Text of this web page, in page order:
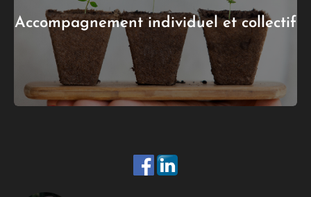
Accompagnement individuel et collectif